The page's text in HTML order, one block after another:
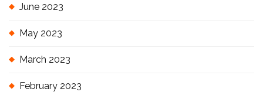
June 2023
May 2023
March 2023
February 2023